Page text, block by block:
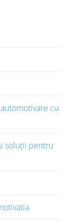
cu
soluții pentru